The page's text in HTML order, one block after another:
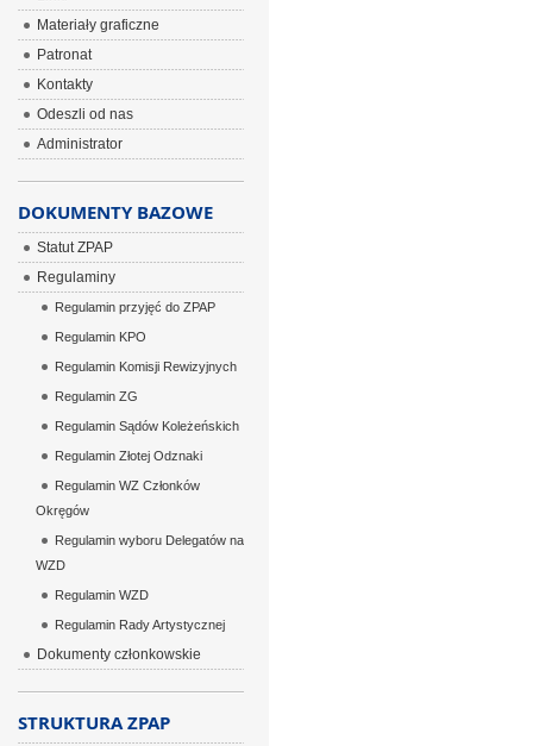
Materiały graficzne
Patronat
Kontakty
Odeszli od nas
Administrator
DOKUMENTY BAZOWE
Statut ZPAP
Regulaminy
Regulamin przyjęć do ZPAP
Regulamin KPO
Regulamin Komisji Rewizyjnych
Regulamin ZG
Regulamin Sądów Koleżeńskich
Regulamin Złotej Odznaki
Regulamin WZ Członków
Okręgów
Regulamin wyboru Delegatów na
WZD
Regulamin WZD
Regulamin Rady Artystycznej
Dokumenty członkowskie
STRUKTURA ZPAP